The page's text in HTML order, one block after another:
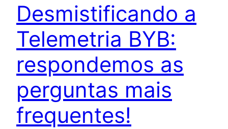
Desmistificando a
Telemetria BYB:
respondemos as
perguntas mais
frequentes!